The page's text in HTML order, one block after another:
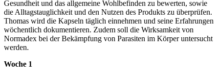
Gesundheit und das allgemeine Wohlbefinden zu bewerten, sowie
die Alltagstauglichkeit und den Nutzen des Produkts zu überprüfen.
Thomas wird die Kapseln täglich einnehmen und seine Erfahrungen
wöchentlich dokumentieren. Zudem soll die Wirksamkeit von
Normadex bei der Bekämpfung von Parasiten im Körper untersucht
werden.
Woche 1